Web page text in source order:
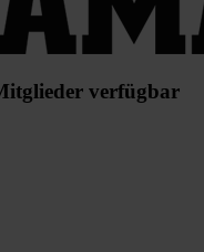
verfügbar